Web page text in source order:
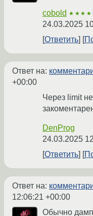
cobold
24.03.2025
Ответить
Ответ на:
+00:00
Через limit
DenProg
24.03.2025
Ответить
Ответ на:
12:06:21 +00:00
Обычно